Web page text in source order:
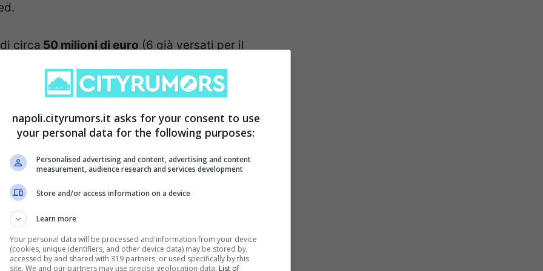
circa 50 milioni di euro (6 già versati per il
volontà del club di puntare sul giovane
Nel nuovo contratto, valido fino al
di 85 milioni di euro, attivabile però
l’investimento nel breve periodo.
il Maggio dei Monumenti
XXXII edizione del
che il programma completo della
napoli.cityrumors.it asks for your consent to use
your personal data for the following purposes:
Personalised advertising and content, advertising and content
measurement, audience research and services development
Store and/or access information on a device
Learn more
Your personal data will be processed and information from your device
(cookies, unique identifiers, and other device data) may be stored by,
accessed by and shared with 319 partners, or used specifically by this
site. We and our partners may use precise geolocation data. List of